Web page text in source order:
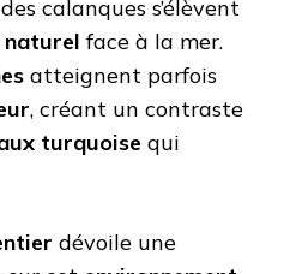
des calanques s’élèvent
face à la mer.
atteignent parfois
, créant un contraste
turquoise qui
dévoile une